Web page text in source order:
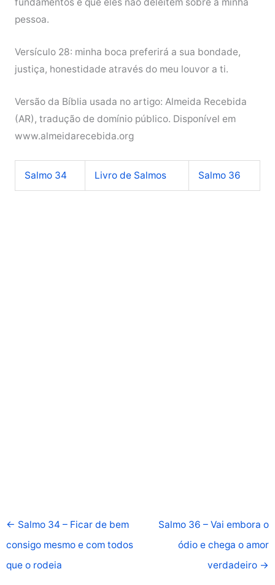
pessoa.
Versículo 28: minha boca preferirá a sua bondade,
justiça, honestidade através do meu louvor a ti.
Versão da Bíblia usada no artigo: Almeida Recebida
(AR), tradução de domínio público. Disponível em
www.almeidarecebida.org
Salmo 34 Livro de Salmos Salmo 36
← Salmo 34 – Ficar de bem
consigo mesmo e com todos
que o rodeia
Salmo 36 – Vai embora o
ódio e chega o amor
verdadeiro →